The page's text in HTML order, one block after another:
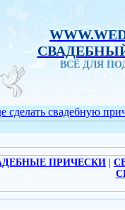
ВСЁ ДЛЯ
сделать свадебную
ПРИЧЕСКИ